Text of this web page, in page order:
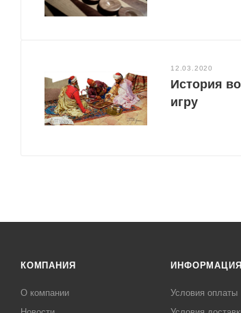
12.03.2020
История
игру
КОМПАНИЯ
О компании
ИНФОРМАЦИЯ
Условия оплаты